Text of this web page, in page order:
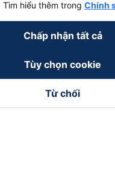
hiểu thêm trong Chính
Chấp nhận tất cả
Tùy chọn cookie
Từ chối